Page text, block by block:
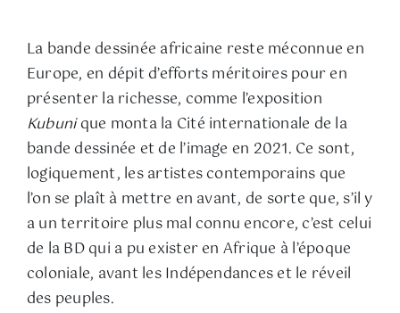
La bande dessinée africaine reste méconnue en
Europe, en dépit d’efforts méritoires pour en
présenter la richesse, comme l’exposition
Kubunique monta la Cité internationale de la
bande dessinée et de l’image en 2021. Ce sont,
logiquement, les artistes contemporains que
l’on se plaît à mettre en avant, de sorte que, s’il y
a un territoire plus mal connu encore, c’est celui
de la BD qui a pu exister en Afrique à l’époque
coloniale, avant les Indépendances et le réveil
des peuples.